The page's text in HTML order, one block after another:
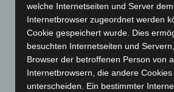
November 2023(130)
Oktober 2023(114)
September 2023(133)
August 2023(134)
(118)
welche Internetseiten und Server
Internetbrowser zugeordnet werden
Cookie gespeichert wurde. Dies
besuchten Internetseiten und
Browser der betroffenen Person von
Internetbrowsern, die andere
unterscheiden. Ein bestimmter